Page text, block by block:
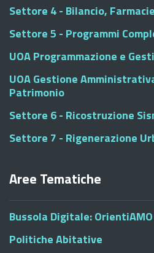
Settore 4 - Bilancio,
Settore 5 - Programmi
UOA Programmazione e
UOA Gestione
Patrimonio
Settore 6 - Ricostruzione
Settore 7 - Rigenerazione
Aree Tematiche
Bussola Digitale: OrientiAMO
Politiche Abitative